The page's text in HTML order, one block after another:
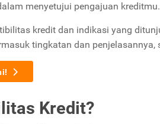
menyetujui pengajuan kreditmu.
kredit dan indikasi yang
tingkatan dan
Kredit?